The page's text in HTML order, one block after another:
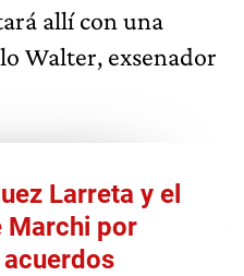
allí con una
Walter, exsenador
Larreta y el
Marchi por